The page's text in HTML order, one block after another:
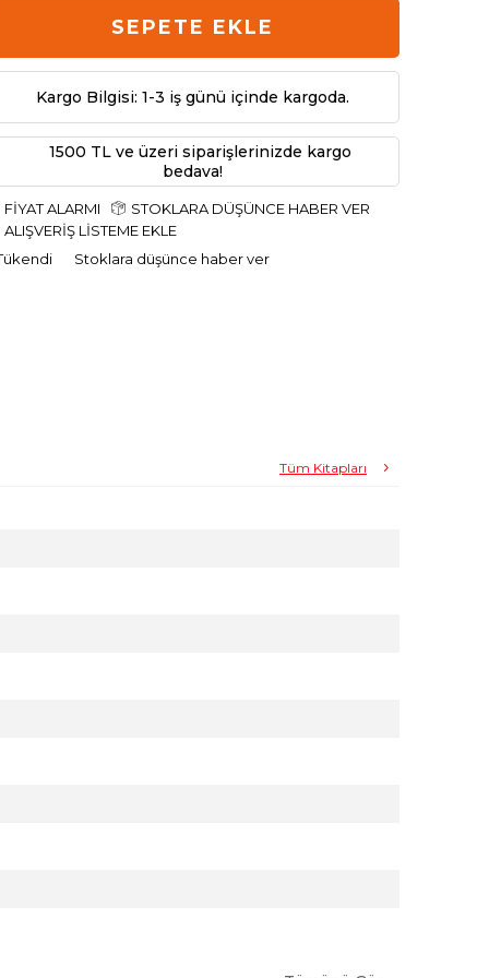
SEPETE EKLE
Kargo Bilgisi: 1-3 iş günü içinde kargoda.
1500 TL ve üzeri siparişlerinizde kargo
bedava!
FIYAT ALARMI
STOKLARA DÜŞÜNCE HABER VER
ALIŞVERIŞ LISTEME EKLE
Stoklara düşünce haber ver
Tüm Kitapları